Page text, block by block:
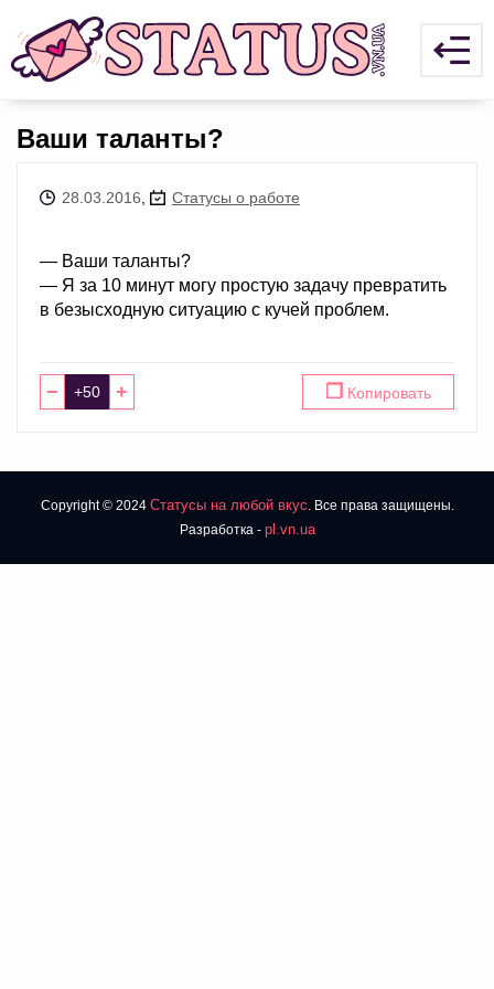
Ваши таланты?
28.03.2016 Статусы о работе
— Ваши таланты?
— Я за 10 минут могу простую задачу превратить
в безысходную ситуацию с кучей проблем.
− + ❐ Копировать
Copyright © 2024 Статусы на любой вкус. Все права защищены.
Разработка - pl.vn.ua